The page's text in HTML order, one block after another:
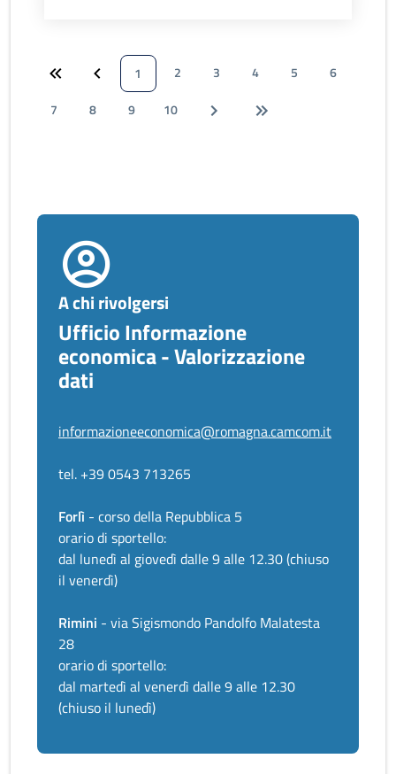
1 2 3 4 5
6
7
8 9 10
A chi rivolgersi
Ufficio Informazione
economica - Valorizzazione
dati
informazioneeconomica@romagna.camcom.it
tel. +39 0543 713265
Forlì - corso della Repubblica 5
orario di sportello:
dal lunedì al giovedì dalle 9 alle 12.30 (chiuso
il venerdì)
Rimini - via Sigismondo Pandolfo Malatesta
28
orario di sportello:
dal martedì al venerdì dalle 9 alle 12.30
(chiuso il lunedì)